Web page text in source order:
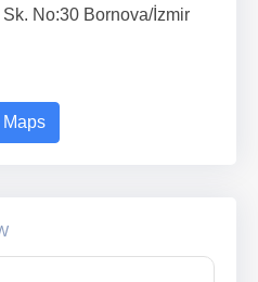
Sk. No:30 Bornova/İzmir